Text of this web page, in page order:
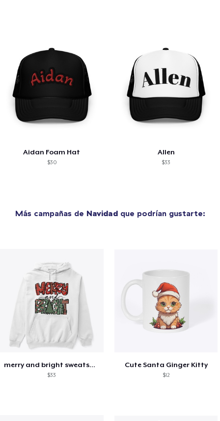
Aidan Foam Hat
$30
Allen
$33
Más campañas de Navidadque podrían gustarte:
merry and bright sweatshirt christmas
$33
Cute Santa Ginger Kitty
$12